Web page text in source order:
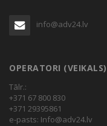
info@adv24.lv
OPERATORI (VEIKALS)
Tālr.:
+371 67 800 830
+371 29395861
e-pasts: Info@adv24.lv